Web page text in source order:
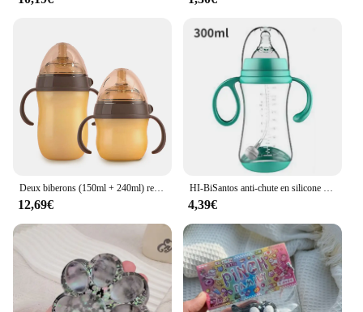
Deux biberons (150ml + 240ml) remplis de lait maternel en silicone, poignée anti-ballonnement, adaptés à l'alimentation scientifique
12,69€
HI-BiSantos anti-chute en silicone pour bébé avec paille, poignée anti-chaleur, biSantos pour enfant, alimentation au lait pour bébé
4,39€